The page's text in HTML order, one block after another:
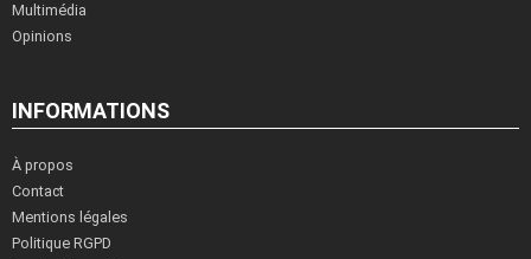
Multimédia
Opinions
INFORMATIONS
À propos
Contact
Mentions légales
Politique RGPD